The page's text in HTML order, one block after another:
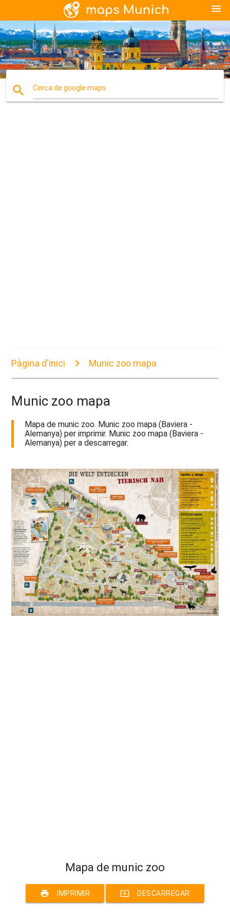
menu
search Cerca de google maps
Pàgina d'inici Munic zoo mapa
Munic zoo mapa
Mapa de munic zoo. Munic zoo mapa (Baviera -
Alemanya) per imprimir. Munic zoo mapa (Baviera -
Alemanya) per a descarregar.
Mapa de munic zoo
print IMPRIMIR system_update_alt DESCARREGAR